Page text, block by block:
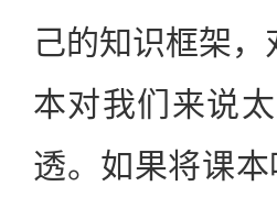
己的知识框架
本对我们来说
透。如果将课